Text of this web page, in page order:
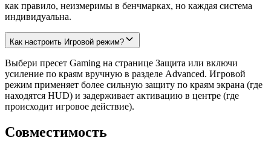
как правило, неизмеримы в бенчмарках, но каждая система
индивидуальна.
Как настроить Игровой режим?
Выбери пресет Gaming на странице Защита или включи
усиление по краям вручную в разделе Advanced. Игровой
режим применяет более сильную защиту по краям экрана (где
находятся HUD) и задерживает активацию в центре (где
происходит игровое действие).
Совместимость